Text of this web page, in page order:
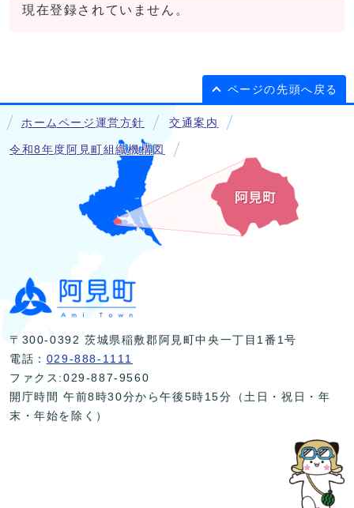
現在登録されていません。
ページの先頭へ戻る
ホームページ運営方針 交通案内
令和8年度阿見町組織機構図
〒300-0392 茨城県稲敷郡阿見町中央一丁目1番1号
電話： 029-888-1111
ファクス:029-887-9560
開庁時間 午前8時30分から午後5時15分（土日・祝日・年
末・年始を除く）